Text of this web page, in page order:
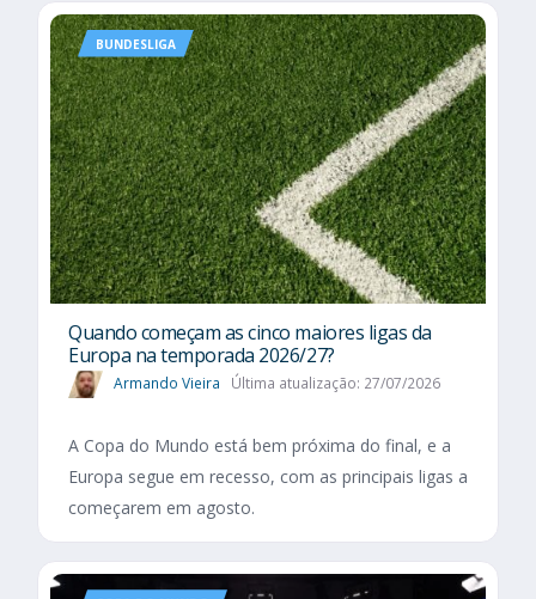
BUNDESLIGA
Quando começam as cinco maiores ligas da
Europa na temporada 2026/27?
Armando Vieira Última atualização: 27/07/2026
A Copa do Mundo está bem próxima do final, e a
Europa segue em recesso, com as principais ligas a
começarem em agosto.